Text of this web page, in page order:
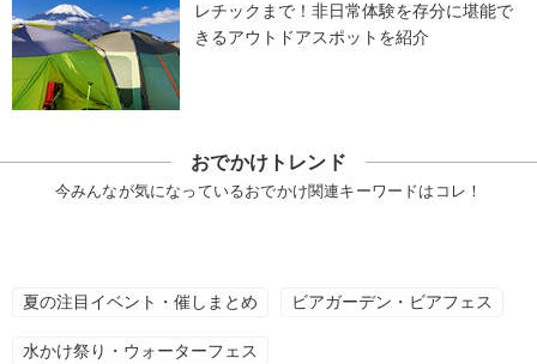
レチックまで！非日常体験を存分に堪能で
きるアウトドアスポットを紹介
おでかけトレンド
今みんなが気になっているおでかけ関連キーワードはコレ！
夏の注目イベント・催しまとめ ビアガーデン・ビアフェス
水かけ祭り・ウォーターフェス